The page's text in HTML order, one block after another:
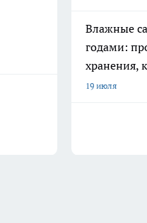
Влажные
годами:
хранения,
19 июля